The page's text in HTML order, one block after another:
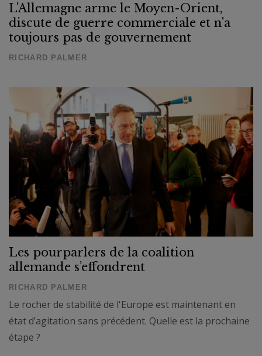
L'Allemagne arme le Moyen-Orient,
discute de guerre commerciale et n'a
toujours pas de gouvernement
RICHARD PALMER
Les pourparlers de la coalition
allemande s’effondrent
RICHARD PALMER
Le rocher de stabilité de l'Europe est maintenant en
état d’agitation sans précédent. Quelle est la prochaine
étape ?